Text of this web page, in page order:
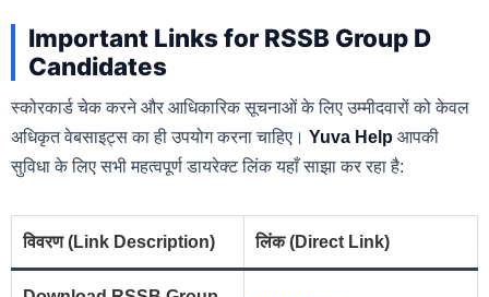
Important Links for RSSB Group D
Candidates
स्कोरकार्ड चेक करने और आधिकारिक सूचनाओं के लिए उम्मीदवारों को केवल
अधिकृत वेबसाइट्स का ही उपयोग करना चाहिए। Yuva Help आपकी
सुविधा के लिए सभी महत्वपूर्ण डायरेक्ट लिंक यहाँ साझा कर रहा है:
विवरण (Link Description) लिंक (Direct Link)